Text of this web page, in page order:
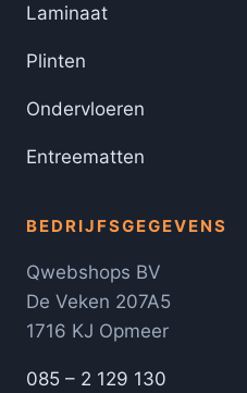
Laminaat
Plinten
Ondervloeren
Entreematten
BEDRIJFSGEGEVENS
Qwebshops BV
De Veken 207A5
1716 KJ Opmeer
085 – 2 129 130